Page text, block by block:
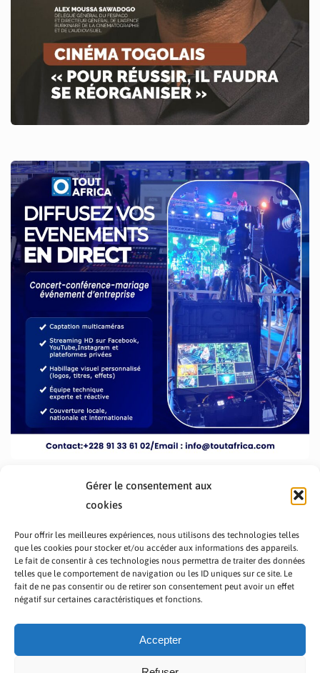
Gérer le consentement aux
cookies
Pour offrir les meilleures expériences, nous utilisons des technologies telles
que les cookies pour stocker et/ou accéder aux informations des appareils.
Le fait de consentir à ces technologies nous permettra de traiter des données
telles que le comportement de navigation ou les ID uniques sur ce site. Le
fait de ne pas consentir ou de retirer son consentement peut avoir un effet
négatif sur certaines caractéristiques et fonctions.
Accepter
PRÉSENTATION TOUTAFRICA
A PROPOS